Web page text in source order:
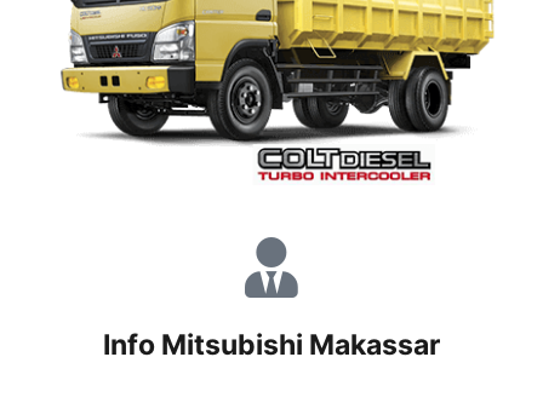
Info Mitsubishi Makassar